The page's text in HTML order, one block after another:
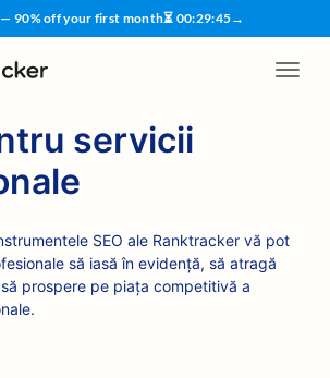
— 90% off your first month⏳ 00:29:45→
servicii
SEO ale Ranktracker vă pot
să iasă în evidență, să atragă
prospere pe piața competitivă a